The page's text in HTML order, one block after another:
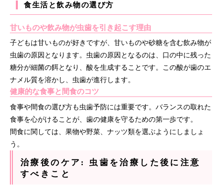
食生活と飲み物の選び方
甘いものや飲み物が虫歯を引き起こす理由
子どもは甘いものが好きですが、甘いものや砂糖を含む飲み物が
虫歯の原因となります。虫歯の原因となるのは、口の中に残った
糖分が細菌の餌となり、酸を生成することです。この酸が歯のエ
ナメル質を溶かし、虫歯が進行します。
健康的な食事と間食のコツ
食事や間食の選び方も虫歯予防には重要です。バランスの取れた
食事を心がけることが、歯の健康を守るための第一歩です。
間食に関しては、果物や野菜、ナッツ類を選ぶようにしましょ
う。
治療後のケア: 虫歯を治療した後に注意
すべきこと